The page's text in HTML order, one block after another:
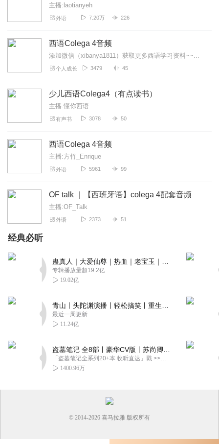
主播:laotianyeh
外语 7.20万 226
西语Colega 4音频
添加微信（xibanya1811）获取更多西语学习资料~~...
个人成长 3479 45
少儿西语Colega4（有点读书）
主播:懂你西语
有声书 3078 50
西语Colega 4音频
主播:方竹_Enrique
外语 5961 99
OF talk ｜【西班牙语】colega 4配套音频
主播:OF_Talk
外语 2373 51
经典必听
专辑播放量超19.2亿
19.02亿
最近一周更新
11.24亿
「盗墓笔记全系列20+本 收听直达」戳 >>改编自南派三叔同名作品，腾讯音乐娱乐集团出品，冠声文化制作，...
1400.96万
© 2014-2026 喜马拉雅 版权所有